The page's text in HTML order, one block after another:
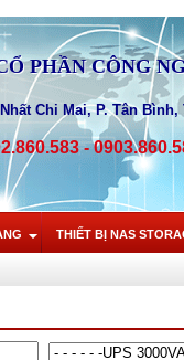
PHẦN CÔNG
Chi Mai, P. Tân Bình,
-
THIẾT BỊ NAS